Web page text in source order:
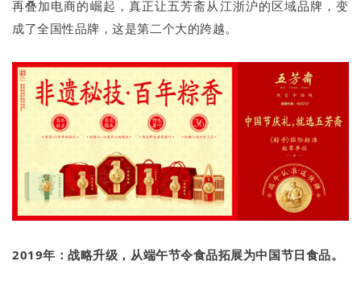
再叠加电商的崛起，真正让五芳斋从江浙沪的区域品牌，变
成了全国性品牌，这是第二个大的跨越。
2019年：战略升级，从端午节令食品拓展为中国节日食品。